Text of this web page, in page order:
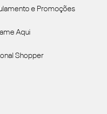
e Promoções
Aqui
Shopper